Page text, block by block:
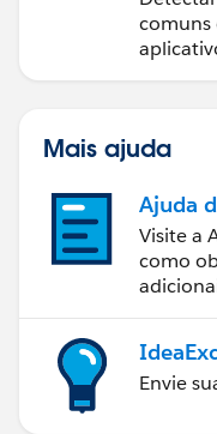
comuns
Mais ajuda
Ajuda
Visite a
como
Envie